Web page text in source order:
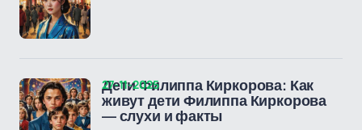
Дети Филиппа Киркорова: Как
живут дети Филиппа Киркорова
— слухи и факты
27-11-2025